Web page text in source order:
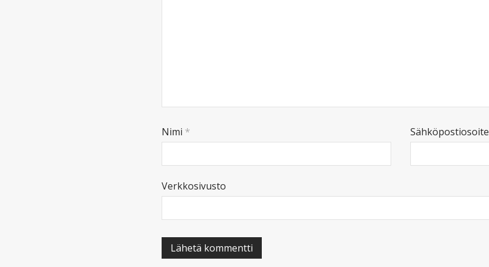
Nimi * Sähköpostiosoite
Verkkosivusto